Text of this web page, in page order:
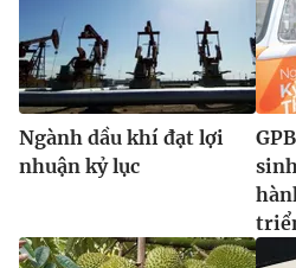
Ngành dầu khí đạt lợi
nhuận kỷ lục